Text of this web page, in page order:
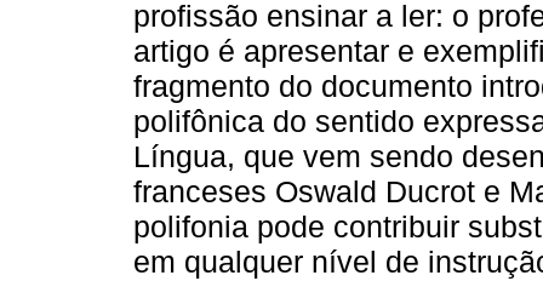
profissão ensinar a ler: o
artigo é apresentar e
fragmento do documento
polifônica do sentido
Língua, que vem sendo
franceses Oswald Ducrot e
polifonia pode contribuir
em qualquer nível de